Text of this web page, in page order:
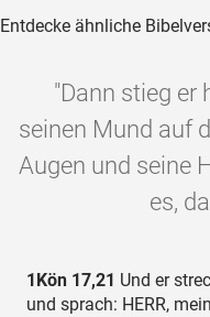
Entdecke ähnliche
"Dann stieg er
seinen Mund auf
Augen und seine
es,
1Kön 17,21 Und er
und sprach: HERR,